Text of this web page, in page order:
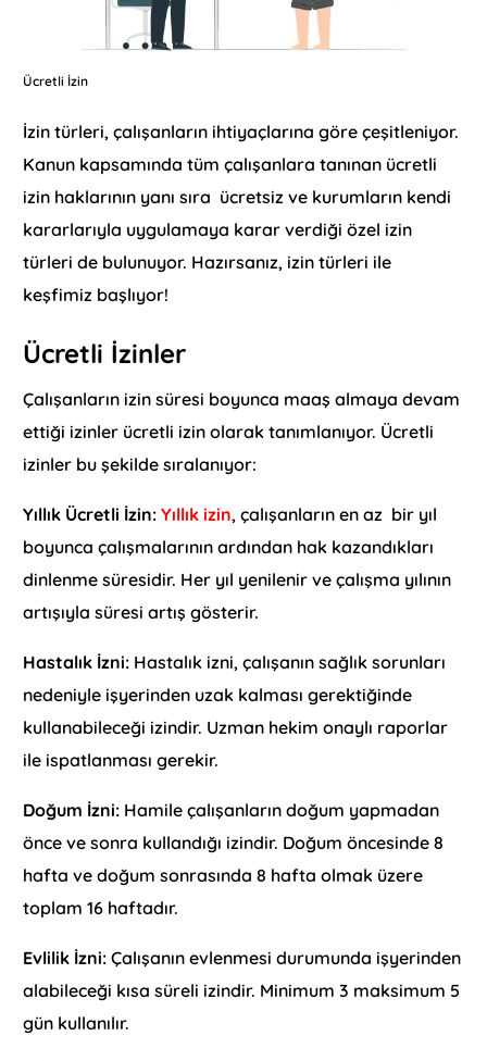
Ücretli İzin
İzin türleri, çalışanların ihtiyaçlarına göre çeşitleniyor.
Kanun kapsamında tüm çalışanlara tanınan ücretli
izin haklarının yanı sıra ücretsiz ve kurumların kendi
kararlarıyla uygulamaya karar verdiği özel izin
türleri de bulunuyor. Hazırsanız, izin türleri ile
keşfimiz başlıyor!
Ücretli İzinler
Çalışanların izin süresi boyunca maaş almaya devam
ettiği izinler ücretli izin olarak tanımlanıyor. Ücretli
izinler bu şekilde sıralanıyor:
Yıllık Ücretli İzin: Yıllık izin, çalışanların en az bir yıl
boyunca çalışmalarının ardından hak kazandıkları
dinlenme süresidir. Her yıl yenilenir ve çalışma yılının
artışıyla süresi artış gösterir.
Hastalık İzni: Hastalık izni, çalışanın sağlık sorunları
nedeniyle işyerinden uzak kalması gerektiğinde
kullanabileceği izindir. Uzman hekim onaylı raporlar
ile ispatlanması gerekir.
Doğum İzni: Hamile çalışanların doğum yapmadan
önce ve sonra kullandığı izindir. Doğum öncesinde 8
hafta ve doğum sonrasında 8 hafta olmak üzere
toplam 16 haftadır.
Evlilik İzni: Çalışanın evlenmesi durumunda işyerinden
alabileceği kısa süreli izindir. Minimum 3 maksimum 5
gün kullanılır.